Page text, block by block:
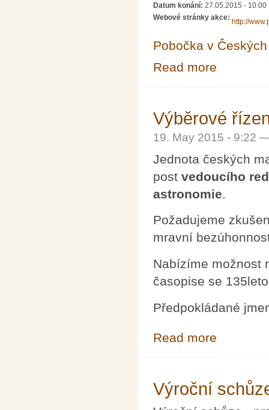
Datum konání: 27.05.2015 - 10:00
Webové stránky akce:
http://
Pobočka v
Read more
Výběrové
19. May 2015 - 9:22
Jednota českých
post vedoucího
astronomie.
Požadujeme
mravní
Nabízíme možnost
časopise se
Předpokládané
Read more
Výroční